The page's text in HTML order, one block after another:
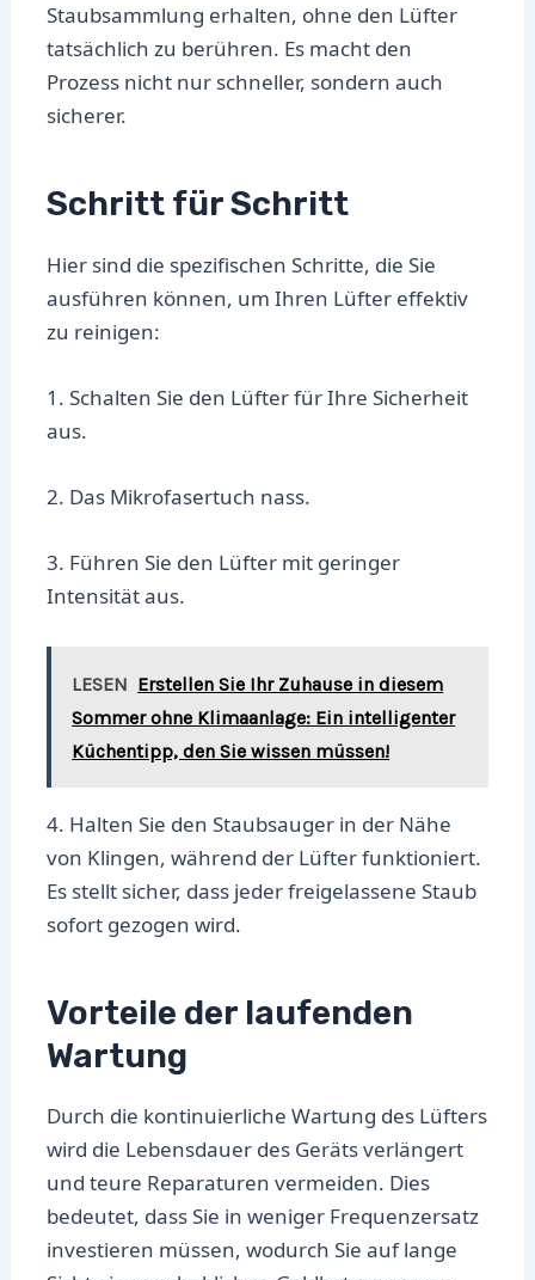
Staubsammlung erhalten, ohne den Lüfter
tatsächlich zu berühren. Es macht den
Prozess nicht nur schneller, sondern auch
sicherer.
Schritt für Schritt
Hier sind die spezifischen Schritte, die Sie
ausführen können, um Ihren Lüfter effektiv
zu reinigen:
1. Schalten Sie den Lüfter für Ihre Sicherheit
aus.
2. Das Mikrofasertuch nass.
3. Führen Sie den Lüfter mit geringer
Intensität aus.
LESEN Erstellen Sie Ihr Zuhause in diesem
Sommer ohne Klimaanlage: Ein intelligenter
Küchentipp, den Sie wissen müssen!
4. Halten Sie den Staubsauger in der Nähe
von Klingen, während der Lüfter funktioniert.
Es stellt sicher, dass jeder freigelassene Staub
sofort gezogen wird.
Vorteile der laufenden
Wartung
Durch die kontinuierliche Wartung des Lüfters
wird die Lebensdauer des Geräts verlängert
und teure Reparaturen vermeiden. Dies
bedeutet, dass Sie in weniger Frequenzersatz
investieren müssen, wodurch Sie auf lange